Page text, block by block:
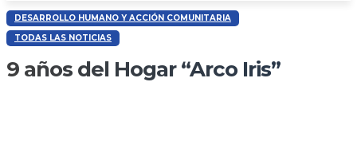
DESARROLLO HUMANO Y ACCIÓN COMUNITARIA
TODAS LAS NOTICIAS
9 años del Hogar “Arco Iris”